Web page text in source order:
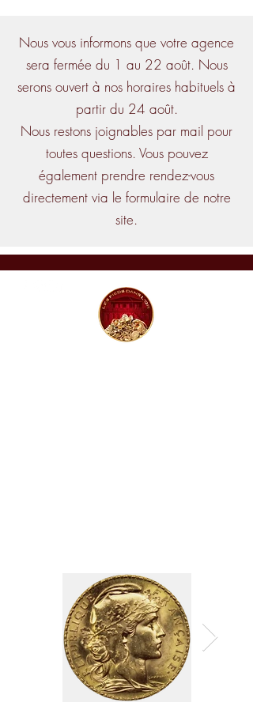
Nous vous informons que votre agence
sera fermée du 1 au 22 août. Nous
serons ouvert à nos horaires habituels à
partir du 24 août.
Nous restons joignables par mail pour
toutes questions. Vous pouvez
également prendre rendez-vous
directement via le formulaire de notre
site.